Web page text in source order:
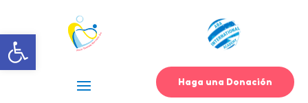
Abrir barra de herramientas
Haga una Donación